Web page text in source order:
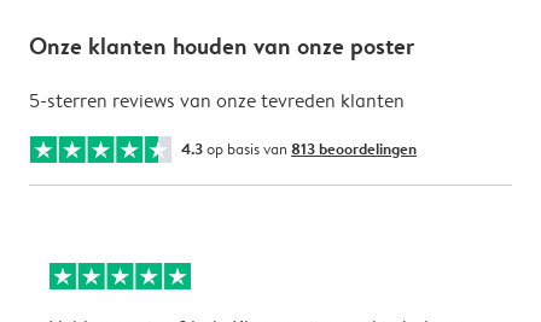
Onze klanten houden van onze poster
5-sterren reviews van onze tevreden klanten
4.3op basis van 813 beoordelingen